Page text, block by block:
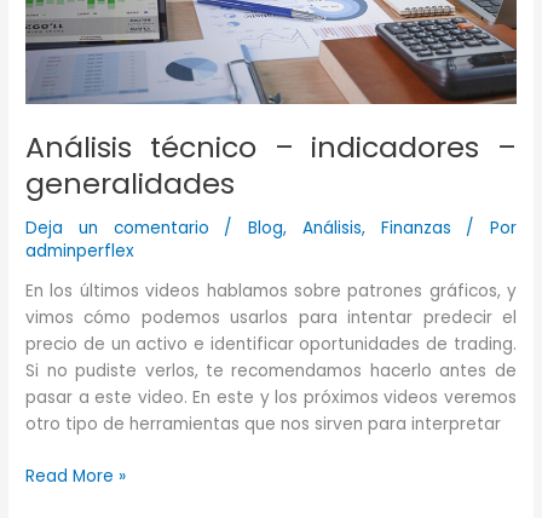
Análisis técnico – indicadores –
generalidades
Deja un comentario /Blog, Análisis, Finanzas / Por
adminperflex
En los últimos videos hablamos sobre patrones gráficos, y
vimos cómo podemos usarlos para intentar predecir el
precio de un activo e identificar oportunidades de trading.
Si no pudiste verlos, te recomendamos hacerlo antes de
pasar a este video. En este y los próximos videos veremos
otro tipo de herramientas que nos sirven para interpretar
Análisis
Read More »